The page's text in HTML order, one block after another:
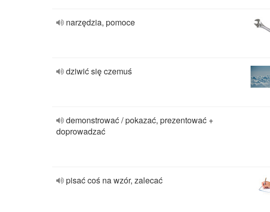
narzędzia, pomoce
dziwić się czemuś
demonstrować / pokazać, prezentować +
doprowadzać
pisać coś na wzór, zalecać